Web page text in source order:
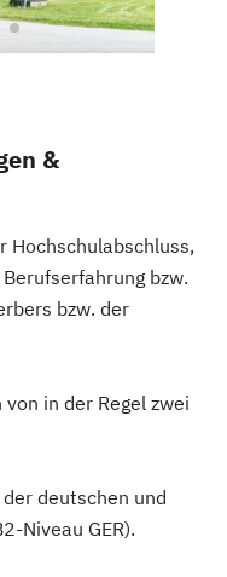
&
Hochschulabschluss,
bzw.
bzw. der
in der Regel zwei
deutschen und
Niveau GER).